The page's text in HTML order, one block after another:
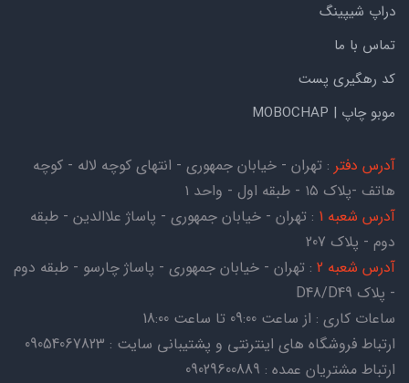
دراپ شیپینگ
تماس با ما
کد رهگیری پست
موبو چاپ | MOBOCHAP
آدرس دفتر : تهران - خیابان جمهوری - انتهای کوچه لاله - کوچه
هاتف -پلاک ۱۵ - طبقه اول - واحد ۱
آدرس شعبه 1
: تهران - خیابان جمهوری - پاساژ علاالدین - طبقه
دوم - پلاک 207
آدرس شعبه 2
: تهران - خیابان جمهوری - پاساژ چارسو - طبقه دوم
- پلاک D48/D49
ساعات کاری : از ساعت 09:00 تا ساعت 18:00
ارتباط فروشگاه های اینترنتی و پشتیبانی سایت : 09054067823
ارتباط مشتریان عمده : 09029600889